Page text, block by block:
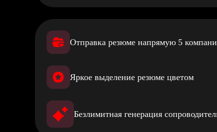
Отправка резюме напрямую 5
Яркое выделение резюме цветом
Безлимитная генерация